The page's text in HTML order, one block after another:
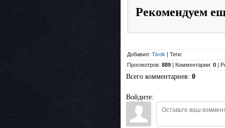
Рекомендуем
Добавил: Tivok | Теги:
Просмотров: 889 | Комментарии: 0 |
Всего комментариев: 0
Войдите: